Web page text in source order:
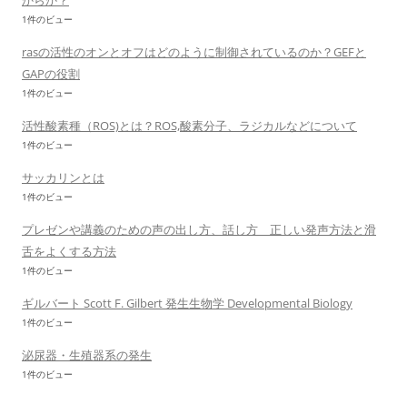
1件のビュー
rasの活性のオンとオフはどのように制御されているのか？GEFと
GAPの役割
1件のビュー
活性酸素種（ROS)とは？ROS,酸素分子、ラジカルなどについて
1件のビュー
サッカリンとは
1件のビュー
プレゼンや講義のための声の出し方、話し方 正しい発声方法と滑
舌をよくする方法
1件のビュー
ギルバート Scott F. Gilbert 発生生物学 Developmental Biology
1件のビュー
泌尿器・生殖器系の発生
1件のビュー